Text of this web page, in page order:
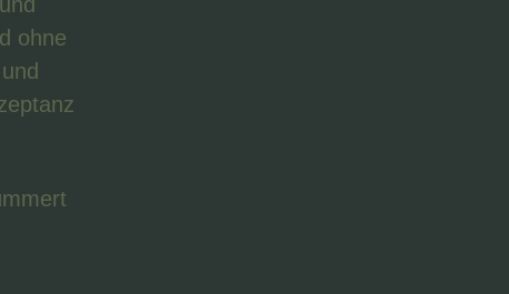
ohne